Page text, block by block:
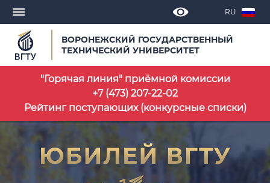
RU
ВОРОНЕЖСКИЙ ГОСУДАРСТВЕННЫЙ
ТЕХНИЧЕСКИЙ УНИВЕРСИТЕТ
"Горячая линия" приёмной комиссии
+7 (473) 207‑22‑02
Рейтинг поступающих (конкурсные списки)